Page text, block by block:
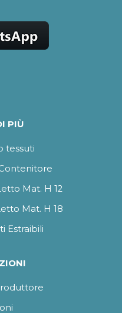
PIÙ
tessuti
Mat. H 12
Mat. H 18
Estraibili